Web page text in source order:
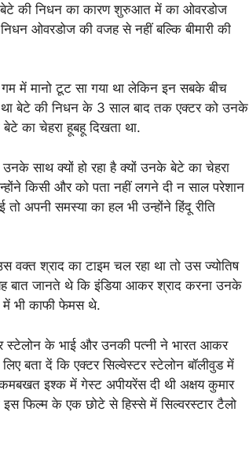
बेटे की निधन का कारण शुरुआत में का ओवरडोज
ओवरडोज की वजह से नहीं बल्कि बीमारी की
में मानो टूट सा गया था लेकिन इन सबके बीच
था बेटे की निधन के 3 साल बाद तक एक्टर को उनके
का चेहरा हूबहू दिखता था.
साथ क्यों हो रहा है क्यों उनके बेटे का चेहरा
किसी और को पता नहीं लगने दी न साल परेशान
अपनी समस्या का हल भी उन्होंने हिंदू रीति
वक्त श्राद का टाइम चल रहा था तो उस ज्योतिष
बात जानते थे कि इंडिया आकर श्राद करना उनके
में भी काफी फेमस थे.
स्टेलोन के भाई और उनकी पत्नी ने भारत आकर
बता दें कि एक्टर सिल्वेस्टर स्टेलोन बॉलीवुड में
इश्क में गेस्ट अपीयरेंस दी थी अक्षय कुमार
फिल्म के एक छोटे से हिस्से में सिल्वरस्टार टैलो